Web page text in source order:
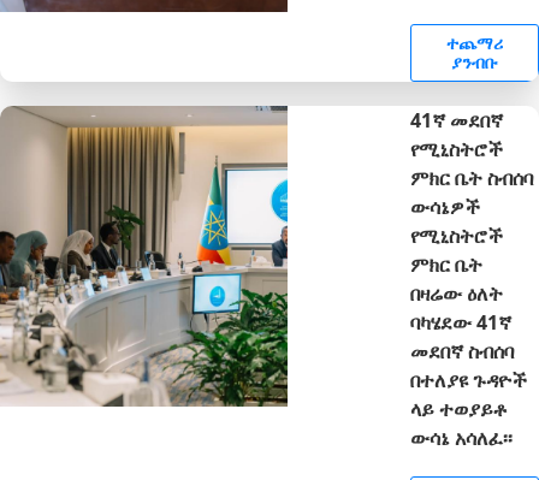
ተጨማሪ
ያንብቡ
41ኛ መደበኛ
የሚኒስትሮች
ምክር ቤት ስብሰባ
ውሳኔዎች
የሚኒስትሮች
ምክር ቤት
በዛሬው ዕለት
ባካሄደው 41ኛ
መደበኛ ስብሰባ
በተለያዩ ጉዳዮች
ላይ ተወያይቶ
ውሳኔ አሳለፈ፡፡